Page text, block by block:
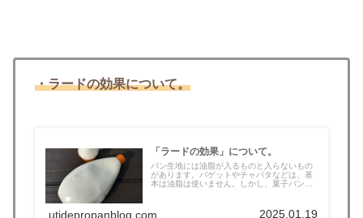
・ラードの効果について。
「ラードの効果」について。
パン生地には油脂が入るものと入らないもの
があります。バゲットやチャパタなどは、基
本は油脂は使いません。しかし、菓子パン
utidepropanblog.com 2025.01.19